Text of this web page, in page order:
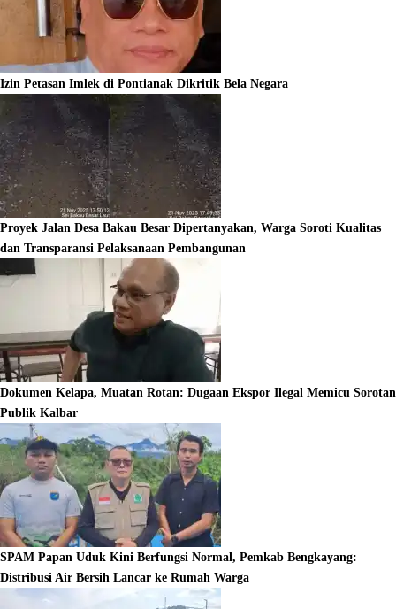
Izin Petasan Imlek di Pontianak Dikritik Bela Negara
Proyek Jalan Desa Bakau Besar Dipertanyakan, Warga Soroti Kualitas
dan Transparansi Pelaksanaan Pembangunan
Dokumen Kelapa, Muatan Rotan: Dugaan Ekspor Ilegal Memicu Sorotan
Publik Kalbar
SPAM Papan Uduk Kini Berfungsi Normal, Pemkab Bengkayang:
Distribusi Air Bersih Lancar ke Rumah Warga